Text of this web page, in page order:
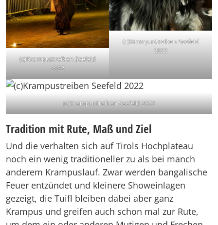
(c)Krampustreiben Seefeld
2022
(c)Krampustreiben Seefeld
2022
(c)Krampustreiben Seefeld 2022
Tradition mit Rute, Maß und Ziel
Und die verhalten sich auf Tirols Hochplateau
noch ein wenig traditioneller zu als bei manch
anderem Krampuslauf. Zwar werden bangalische
Feuer entzündet und kleinere Showeinlagen
gezeigt, die Tuifl bleiben dabei aber ganz
Krampus und greifen auch schon mal zur Rute,